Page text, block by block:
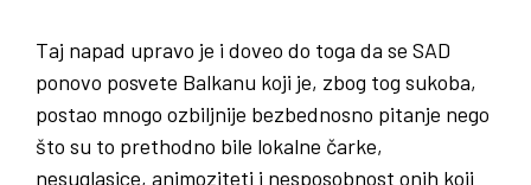
Taj napad upravo je i doveo do toga da se SAD
ponovo posvete Balkanu koji je, zbog tog sukoba,
postao mnogo ozbiljnije bezbednosno pitanje nego
što su to prethodno bile lokalne čarke,
nesuglasice, animoziteti i nesposobnost onih koji